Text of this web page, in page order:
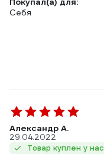
Себя
Александр А.
29.04.2022
Товар куплен у нас